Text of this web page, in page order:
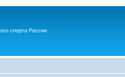
спорта России